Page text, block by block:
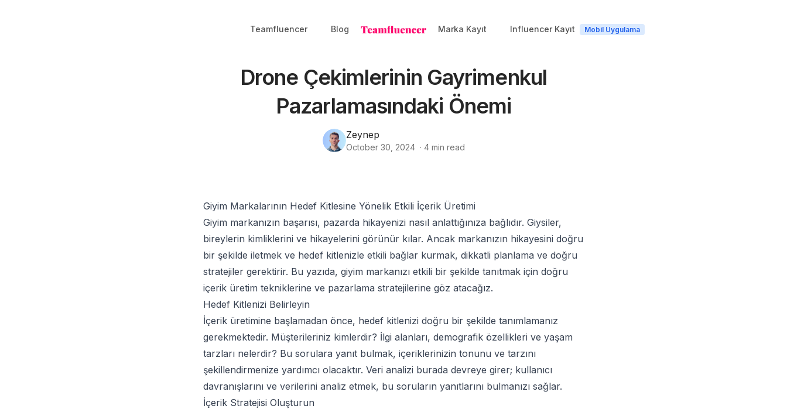
Teamfluencer Blog Marka Kayıt Influencer Kayıt Mobil Uygulama
Drone Çekimlerinin Gayrimenkul
Pazarlamasındaki Önemi
Zeynep
October 30, 2024 · 4min read
Giyim Markalarının Hedef Kitlesine Yönelik Etkili İçerik Üretimi
Giyim markanızın başarısı, pazarda hikayenizi nasıl anlattığınıza bağlıdır. Giysiler,
bireylerin kimliklerini ve hikayelerini görünür kılar. Ancak markanızın hikayesini doğru
bir şekilde iletmek ve hedef kitlenizle etkili bağlar kurmak, dikkatli planlama ve doğru
stratejiler gerektirir. Bu yazıda, giyim markanızı etkili bir şekilde tanıtmak için doğru
içerik üretim tekniklerine ve pazarlama stratejilerine göz atacağız.
Hedef Kitlenizi Belirleyin
İçerik üretimine başlamadan önce, hedef kitlenizi doğru bir şekilde tanımlamanız
gerekmektedir. Müşterileriniz kimlerdir? İlgi alanları, demografik özellikleri ve yaşam
tarzları nelerdir? Bu sorulara yanıt bulmak, içeriklerinizin tonunu ve tarzını
şekillendirmenize yardımcı olacaktır. Veri analizi burada devreye girer; kullanıcı
davranışlarını ve verilerini analiz etmek, bu soruların yanıtlarını bulmanızı sağlar.
İçerik Stratejisi Oluşturun